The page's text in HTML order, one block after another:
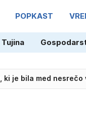
POPKAST
Tujina
ki je bila med